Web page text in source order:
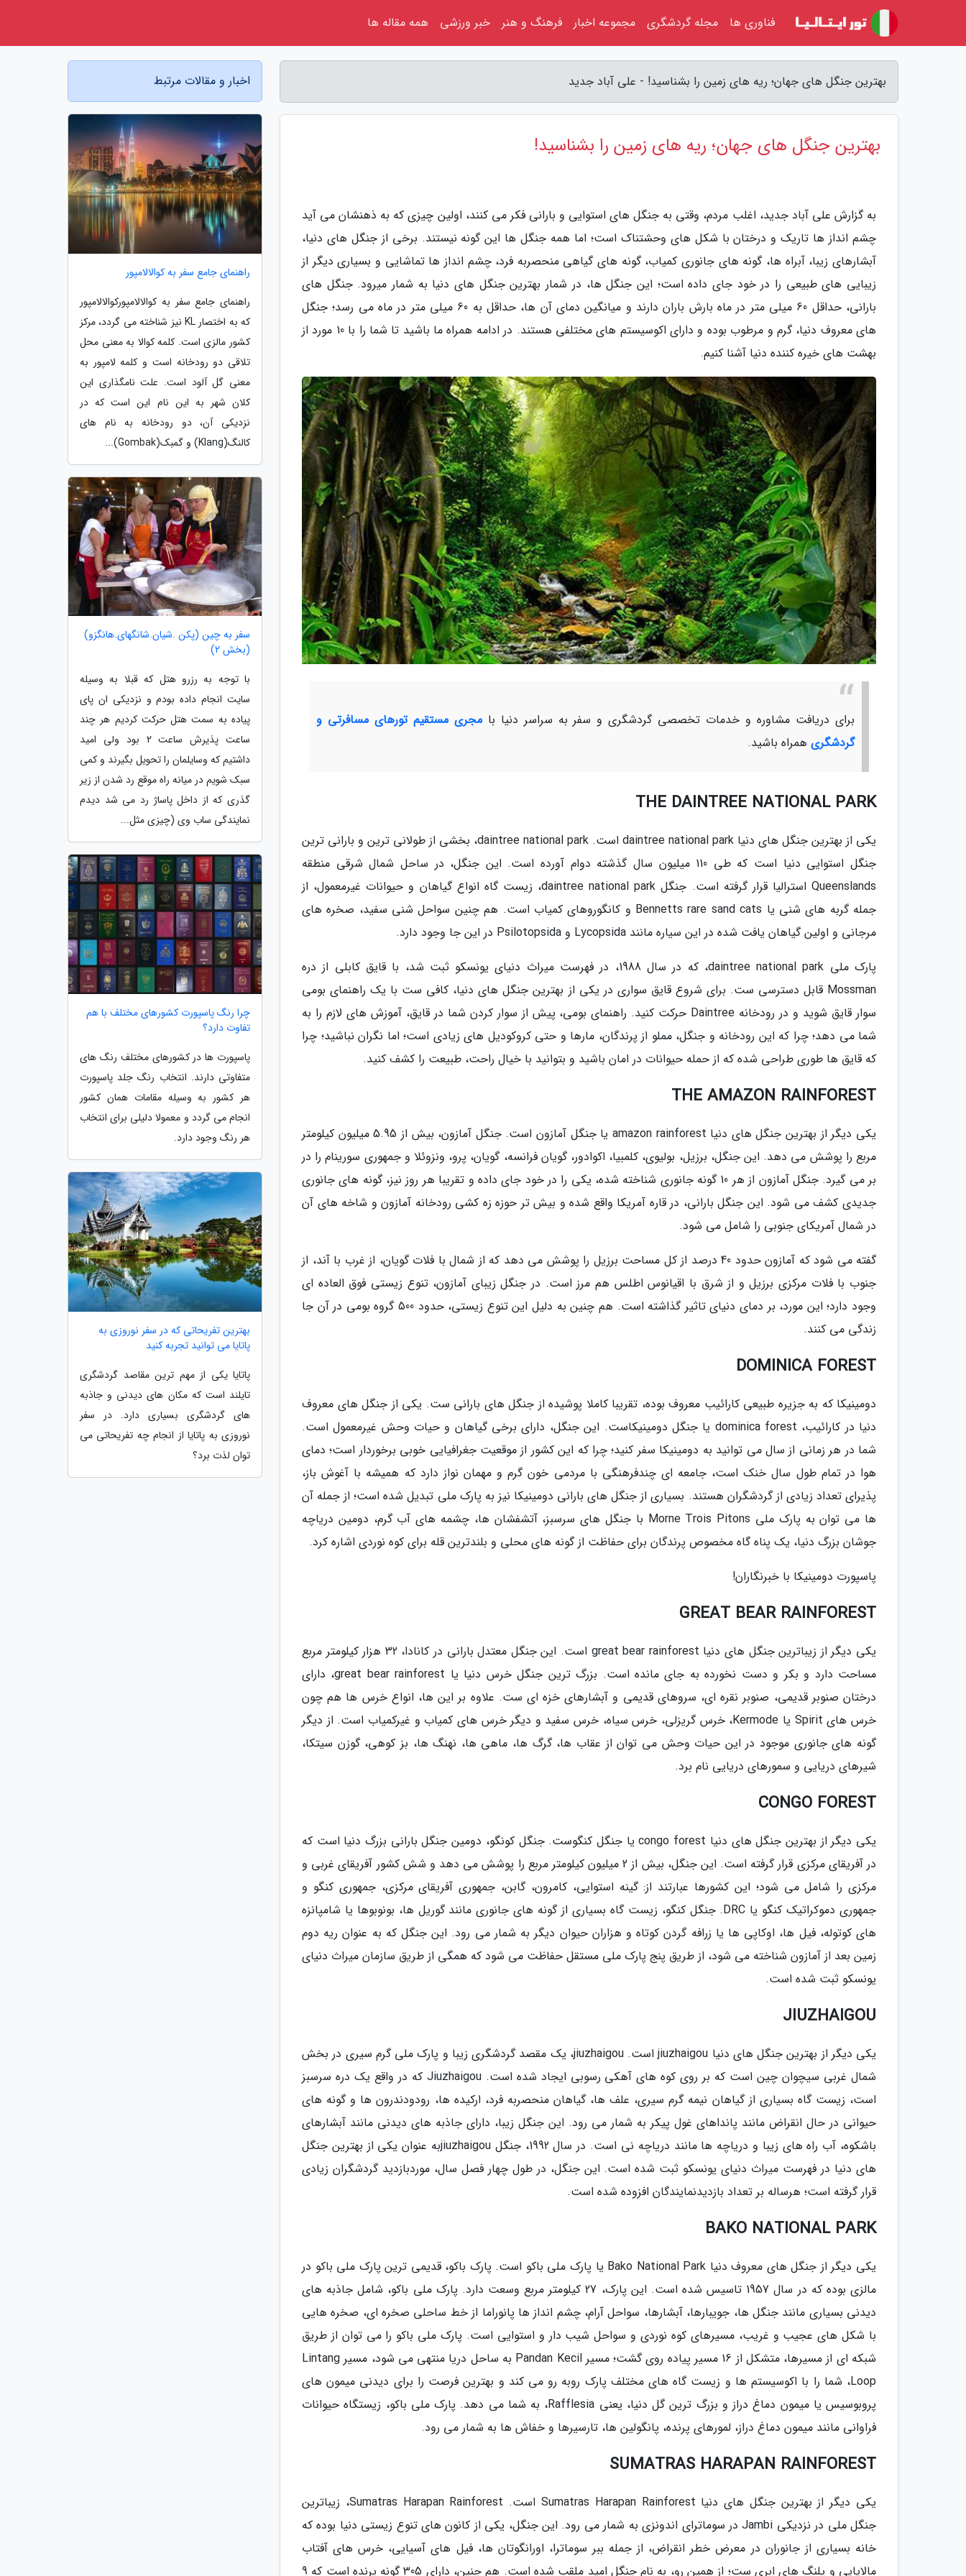
بهترین جنگل های جهان؛ ریه های زمین را بشناسید! - علی آباد جدید
بهترین جنگل های جهان؛ ریه های زمین را بشناسید!
به گزارش علی آباد جدید، اغلب مردم، وقتی به جنگل های استوایی و بارانی فکر می کنند، اولین چیزی که به ذهنشان می آید
چشم انداز ها تاریک و درختان با شکل های وحشتناک است؛ اما همه جنگل ها این گونه نیستند. برخی از جنگل های دنیا،
آبشارهای زیبا، آبراه ها، گونه های جانوری کمیاب، گونه های گیاهی منحصربه فرد، چشم انداز ها تماشایی و بسیاری دیگر از
زیبایی های طبیعی را در خود جای داده است؛ این جنگل ها، در شمار بهترین جنگل های دنیا به شمار میرود. جنگل های
بارانی، حداقل 60 میلی متر در ماه بارش باران دارند و میانگین دمای آن ها، حداقل به 60 میلی متر در ماه می رسد؛ جنگل
های معروف دنیا، گرم و مرطوب بوده و دارای اکوسیستم های مختلفی هستند. در ادامه همراه ما باشید تا شما را با 10 مورد از
بهشت های خیره کننده دنیا آشنا کنیم.
برای دریافت مشاوره و خدمات تخصصی گردشگری و سفر به سراسر دنیا بامجری مستقیم تورهای مسافرتی و
گردشگری همراه باشید.
THE DAINTREE NATIONAL PARK
یکی از بهترین جنگل های دنیا daintree national park است. daintree national park، بخشی از طولانی ترین و بارانی ترین
جنگل استوایی دنیا است که طی 110 میلیون سال گذشته دوام آورده است. این جنگل، در ساحل شمال شرقی منطقه
Queenslands استرالیا قرار گرفته است. جنگل daintree national park، زیست گاه انواع گیاهان و حیوانات غیرمعمول، از
جمله گربه های شنی یا Bennetts rare sand cats و کانگوروهای کمیاب است. هم چنین سواحل شنی سفید، صخره های
مرجانی و اولین گیاهان یافت شده در این سیاره مانند Lycopsida و Psilotopsida در این جا وجود دارد.
پارک ملی daintree national park، که در سال 1988، در فهرست میراث دنیای یونسکو ثبت شد، با قایق کابلی از دره
Mossman قابل دسترسی ست. برای شروع قایق سواری در یکی از بهترین جنگل های دنیا، کافی ست با یک راهنمای بومی
سوار قایق شوید و در رودخانه Daintree حرکت کنید. راهنمای بومی، پیش از سوار کردن شما در قایق، آموزش های لازم را به
شما می دهد؛ چرا که این رودخانه و جنگل، مملو از پرندگان، مارها و حتی کروکودیل های زیادی است؛ اما نگران نباشید؛ چرا
که قایق ها طوری طراحی شده که از حمله حیوانات در امان باشید و بتوانید با خیال راحت، طبیعت را کشف کنید.
THE AMAZON RAINFOREST
یکی دیگر از بهترین جنگل های دنیا amazon rainforest یا جنگل آمازون است. جنگل آمازون، بیش از 5.95 میلیون کیلومتر
مربع را پوشش می دهد. این جنگل، برزیل، بولیوی، کلمبیا، اکوادور، گویان فرانسه، گویان، پرو، ونزوئلا و جمهوری سورینام را در
بر می گیرد. جنگل آمازون از هر 10 گونه جانوری شناخته شده، یکی را در خود جای داده و تقریبا هر روز نیز، گونه های جانوری
جدیدی کشف می شود. این جنگل بارانی، در قاره آمریکا واقع شده و بیش تر حوزه زه کشی رودخانه آمازون و شاخه های آن
در شمال آمریکای جنوبی را شامل می شود.
گفته می شود که آمازون حدود 40 درصد از کل مساحت برزیل را پوشش می دهد که از شمال با فلات گویان، از غرب با آند، از
جنوب با فلات مرکزی برزیل و از شرق با اقیانوس اطلس هم مرز است. در جنگل زیبای آمازون، تنوع زیستی فوق العاده ای
وجود دارد؛ این مورد، بر دمای دنیای تاثیر گذاشته است. هم چنین به دلیل این تنوع زیستی، حدود 500 گروه بومی در آن جا
زندگی می کنند.
DOMINICA FOREST
دومینیکا که به جزیره طبیعی کارائیب معروف بوده، تقریبا کاملا پوشیده از جنگل های بارانی ست. یکی از جنگل های معروف
دنیا در کارائیب، dominica forest یا جنگل دومینیکاست. این جنگل، دارای برخی گیاهان و حیات وحش غیرمعمول است.
شما در هر زمانی از سال می توانید به دومینیکا سفر کنید؛ چرا که این کشور از موقعیت جغرافیایی خوبی برخوردار است؛ دمای
هوا در تمام طول سال خنک است، جامعه ای چندفرهنگی با مردمی خون گرم و مهمان نواز دارد که همیشه با آغوش باز،
پذیرای تعداد زیادی از گردشگران هستند. بسیاری از جنگل های بارانی دومینیکا نیز به پارک ملی تبدیل شده است؛ از جمله آن
ها می توان به پارک ملی Morne Trois Pitons با جنگل های سرسبز، آتشفشان ها، چشمه های آب گرم، دومین دریاچه
جوشان بزرگ دنیا، یک پناه گاه مخصوص پرندگان برای حفاظت از گونه های محلی و بلندترین قله برای کوه نوردی اشاره کرد.
پاسپورت دومینیکا با خبرنگاران!
GREAT BEAR RAINFOREST
یکی دیگر از زیباترین جنگل های دنیا great bear rainforest است. این جنگل معتدل بارانی در کانادا، 32 هزار کیلومتر مربع
مساحت دارد و بکر و دست نخورده به جای مانده است. بزرگ ترین جنگل خرس دنیا یا great bear rainforest، دارای
درختان صنوبر قدیمی، صنوبر نقره ای، سروهای قدیمی و آبشارهای خزه ای ست. علاوه بر این ها، انواع خرس ها هم چون
خرس های Spirit یا Kermode، خرس گریزلی، خرس سیاه، خرس سفید و دیگر خرس های کمیاب و غیرکمیاب است. از دیگر
گونه های جانوری موجود در این حیات وحش می توان از عقاب ها، گرگ ها، ماهی ها، نهنگ ها، بز کوهی، گوزن سیتکا،
شیرهای دریایی و سمورهای دریایی نام برد.
CONGO FOREST
یکی دیگر از بهترین جنگل های دنیا congo forest یا جنگل کنگوست. جنگل کونگو، دومین جنگل بارانی بزرگ دنیا است که
در آفریقای مرکزی قرار گرفته است. این جنگل، بیش از 2 میلیون کیلومتر مربع را پوشش می دهد و شش کشور آفریقای غربی و
مرکزی را شامل می شود؛ این کشورها عبارتند از: گینه استوایی، کامرون، گابن، جمهوری آفریقای مرکزی، جمهوری کنگو و
جمهوری دموکراتیک کنگو یا DRC. جنگل کنگو، زیست گاه بسیاری از گونه های جانوری مانند گوریل ها، بونوبوها یا شامپانزه
های کوتوله، فیل ها، اوکاپی ها یا زرافه گردن کوتاه و هزاران حیوان دیگر به شمار می رود. این جنگل که به عنوان ریه دوم
زمین بعد از آمازون شناخته می شود، از طریق پنج پارک ملی مستقل حفاظت می شود که همگی از طریق سازمان میراث دنیای
یونسکو ثبت شده است.
JIUZHAIGOU
یکی دیگر از بهترین جنگل های دنیا jiuzhaigou است. jiuzhaigou، یک مقصد گردشگری زیبا و پارک ملی گرم سیری در بخش
شمال غربی سیچوان چین است که بر روی کوه های آهکی رسوبی ایجاد شده است. Jiuzhaigou که در واقع یک دره سرسبز
است، زیست گاه بسیاری از گیاهان نیمه گرم سیری، علف ها، گیاهان منحصربه فرد، ارکیده ها، رودودندرون ها و گونه های
حیوانی در حال انقراض مانند پانداهای غول پیکر به شمار می رود. این جنگل زیبا، دارای جاذبه های دیدنی مانند آبشارهای
باشکوه، آب راه های زیبا و دریاچه ها مانند دریاچه نی است. در سال 1992، جنگل jiuzhaigouبه عنوان یکی از بهترین جنگل
های دنیا در فهرست میراث دنیای یونسکو ثبت شده است. این جنگل، در طول چهار فصل سال، موردبازدید گردشگران زیادی
قرار گرفته است؛ هرساله بر تعداد بازدیدنمایندگان افزوده شده است.
BAKO NATIONAL PARK
یکی دیگر از جنگل های معروف دنیا Bako National Park یا پارک ملی باکو است. پارک باکو، قدیمی ترین پارک ملی باکو در
مالزی بوده که در سال 1957 تاسیس شده است. این پارک، 27 کیلومتر مربع وسعت دارد. پارک ملی باکو، شامل جاذبه های
دیدنی بسیاری مانند جنگل ها، جویبارها، آبشارها، سواحل آرام، چشم انداز ها پانوراما از خط ساحلی صخره ای، صخره هایی
با شکل های عجیب و غریب، مسیرهای کوه نوردی و سواحل شیب دار و استوایی است. پارک ملی باکو را می توان از طریق
شبکه ای از مسیرها، متشکل از 16 مسیر پیاده روی گشت؛ مسیر Pandan Kecil به ساحل دریا منتهی می شود، مسیر Lintang
Loop، شما را با اکوسیستم ها و زیست گاه های مختلف پارک روبه رو می کند و بهترین فرصت را برای دیدنی میمون های
پروبوسیس یا میمون دماغ دراز و بزرگ ترین گل دنیا، یعنی Rafflesia، به شما می دهد. پارک ملی باکو، زیستگاه حیوانات
فراوانی مانند میمون دماغ دراز، لمورهای پرنده، پانگولین ها، تارسیرها و خفاش ها به شمار می رود.
SUMATRAS HARAPAN RAINFOREST
یکی دیگر از بهترین جنگل های دنیا Sumatras Harapan Rainforest است. Sumatras Harapan Rainforest، زیباترین
جنگل ملی در نزدیکی Jambi در سوماترای اندونزی به شمار می رود. این جنگل، یکی از کانون های تنوع زیستی دنیا بوده که
خانه بسیاری از جانوران در معرض خطر انقراض، از جمله ببر سوماترا، اورانگوتان ها، فیل های آسیایی، خرس های آفتاب
مالایایی و پلنگ های ابری ست؛ از همین رو، به نام جنگل امید ملقب شده است. هم چنین، دارای 305 گونه پرنده است که 9
اخبار و مقالات مرتبط
راهنمای جامع سفر به کوالالامپور
راهنمای جامع سفر به کوالالامپورکوالالامپور
که به اختصار KL نیز شناخته می گردد، مرکز
کشور مالزی است. کلمه کوالا به معنی محل
تلاقی دو رودخانه است و کلمه لامپور به
معنی گل آلود است. علت نامگذاری این
کلان شهر به این نام این است که در
نزدیکی آن، دو رودخانه به نام های
کالنگ(Klang) و گمبک(Gombak)...
سفر به چین (پکن .شیان.شانگهای.هانگزو)
(بخش 2)
با توجه به رزرو هتل که قبلا به وسیله
سایت انجام داده بودم و نزدیکی ان پای
پیاده به سمت هتل حرکت کردیم هر چند
ساعت پذیرش ساعت 2 بود ولی امید
داشتیم که وسایلمان را تحویل بگیرند و کمی
سبک شویم در میانه راه موقع رد شدن از زیر
گذری که از داخل پاساژ رد می شد دیدم
نمایندگی ساب وی (چیزی مثل...
چرا رنگ پاسپورت کشورهای مختلف با هم
تفاوت دارد؟
پاسپورت ها در کشورهای مختلف رنگ های
متفاوتی دارند. انتخاب رنگ جلد پاسپورت
هر کشور به وسیله مقامات همان کشور
انجام می گردد و معمولا دلیلی برای انتخاب
هر رنگ وجود دارد.
بهترین تفریحاتی که در سفر نوروزی به
پاتایا می توانید تجربه کنید
پاتایا یکی از مهم ترین مقاصد گردشگری
تایلند است که مکان های دیدنی و جاذبه
های گردشگری بسیاری دارد. در سفر
نوروزی به پاتایا از انجام چه تفریحاتی می
توان لذت برد؟
فناوری ها مجله گردشگری مجموعه اخبار فرهنگ و هنر خبر ورزشی همه مقاله ها